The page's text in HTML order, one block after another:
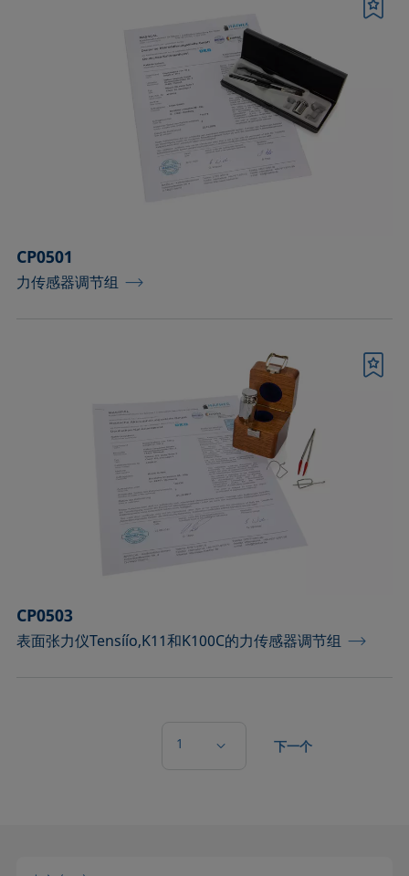
CP0501
力传感器调节组
CP0503
表面张力仪Tensíío,K11和K100C的力传感器调节组
1 下一个